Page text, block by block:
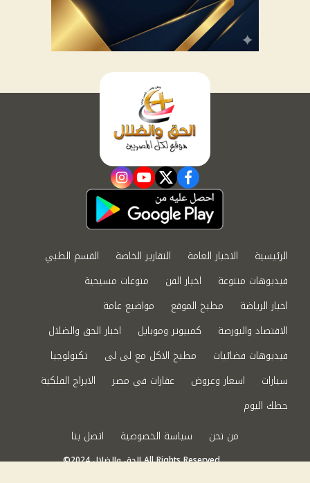
facebook
twitter
youtube
instagram
الرئيسية الاخبار العامة التقارير الخاصة
القسم الطبي
فيديوهات متنوعة
اخبار الفن
منوعات مسيحية
اخبار الرياضة
مطبخ الموقع
مواضيع عامة
الاقتصاد والبورصة
كمبيوتر وموبايل
اخبار الحق والضلال
فيديوهات فضائيات
مطبخ الاكل مع لى لى
تكنولوجيا
سيارات
اسعار وعروض عقارات في مصر
الابراج الفلكية
حظك اليوم
من نحن
سياسة الخصوصية اتصل بنا
©2024 الحق والضلال All Rights Reserved.